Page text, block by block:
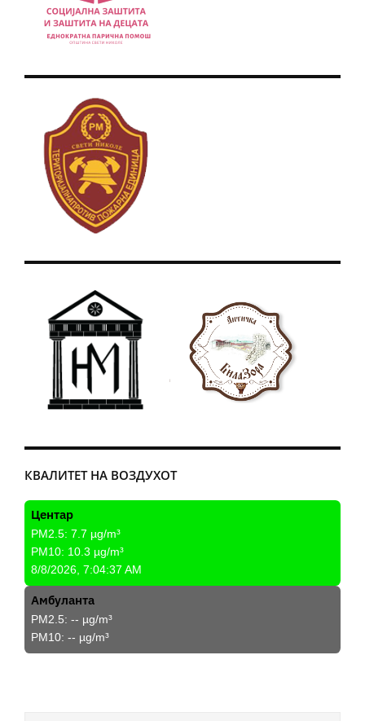
КВАЛИТЕТ НА ВОЗДУХОТ
Центар
PM2.5: 7.7 µg/m³
PM10: 10.3 µg/m³
8/8/2026, 7:04:37 AM
Амбуланта
PM2.5: -- µg/m³
PM10: -- µg/m³